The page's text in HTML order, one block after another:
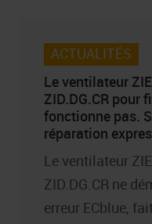
ACTUALITÉS
Le ventilateur
ZID.DG.CR
fonctionne pas.
réparation
Le ventilateur
ZID.DG.CR ne
erreur ECblue,